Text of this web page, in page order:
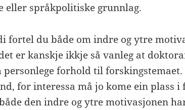
eller språkpolitiske grunnlag.
fortel du både om indre og ytre
er kanskje ikkje så vanleg at
forhold til forskingstemaet.
for interessa må jo kome ein plass i
den indre og ytre motivasjonen